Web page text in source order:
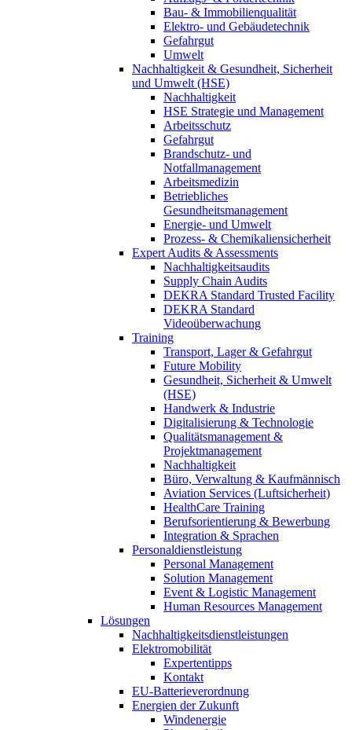
Bau- & Immobilienqualität
Elektro- und Gebäudetechnik
Gefahrgut
Umwelt
Nachhaltigkeit & Gesundheit, Sicherheit
und Umwelt (HSE)
Nachhaltigkeit
HSE Strategie und Management
Arbeitsschutz
Gefahrgut
Brandschutz- und
Notfallmanagement
Arbeitsmedizin
Betriebliches
Gesundheitsmanagement
Energie- und Umwelt
Prozess- & Chemikaliensicherheit
Expert Audits & Assessments
Nachhaltigkeitsaudits
Supply Chain Audits
DEKRA Standard Trusted Facility
DEKRA Standard
Videoüberwachung
Training
Transport, Lager & Gefahrgut
Future Mobility
Gesundheit, Sicherheit & Umwelt
(HSE)
Handwerk & Industrie
Digitalisierung & Technologie
Qualitätsmanagement &
Projektmanagement
Nachhaltigkeit
Büro, Verwaltung & Kaufmännisch
Aviation Services (Luftsicherheit)
HealthCare Training
Berufsorientierung & Bewerbung
Integration & Sprachen
Personaldienstleistung
Personal Management
Solution Management
Event & Logistic Management
Human Resources Management
Lösungen
Nachhaltigkeitsdienstleistungen
Elektromobilität
Expertentipps
Kontakt
EU-Batterieverordnung
Energien der Zukunft
Windenergie